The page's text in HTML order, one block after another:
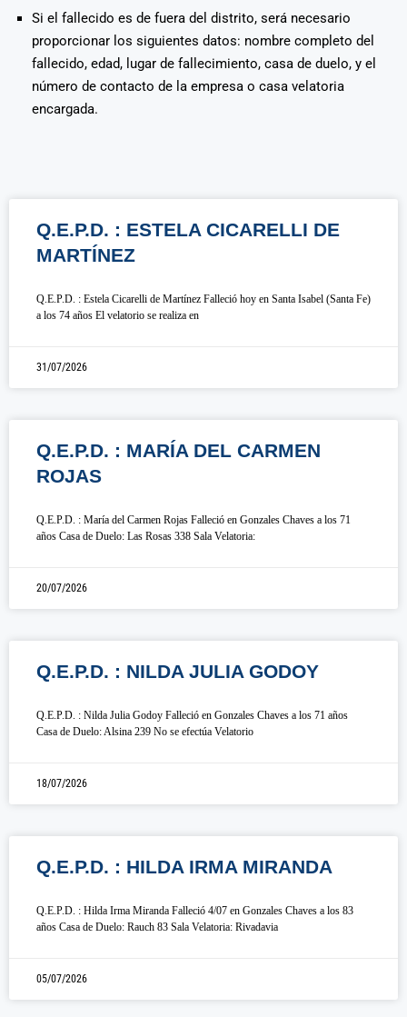
Si el fallecido es de fuera del distrito, será necesario
proporcionar los siguientes datos: nombre completo del
fallecido, edad, lugar de fallecimiento, casa de duelo, y el
número de contacto de la empresa o casa velatoria
encargada.
Q.E.P.D. : ESTELA CICARELLI DE
MARTÍNEZ
Q.E.P.D. : Estela Cicarelli de Martínez Falleció hoy en Santa Isabel (Santa Fe)
a los 74 años El velatorio se realiza en
31/07/2026
Q.E.P.D. : MARÍA DEL CARMEN
ROJAS
Q.E.P.D. : María del Carmen Rojas Falleció en Gonzales Chaves a los 71
años Casa de Duelo: Las Rosas 338 Sala Velatoria:
20/07/2026
Q.E.P.D. : NILDA JULIA GODOY
Q.E.P.D. : Nilda Julia Godoy Falleció en Gonzales Chaves a los 71 años
Casa de Duelo: Alsina 239 No se efectúa Velatorio
18/07/2026
Q.E.P.D. : HILDA IRMA MIRANDA
Q.E.P.D. : Hilda Irma Miranda Falleció 4/07 en Gonzales Chaves a los 83
años Casa de Duelo: Rauch 83 Sala Velatoria: Rivadavia
05/07/2026